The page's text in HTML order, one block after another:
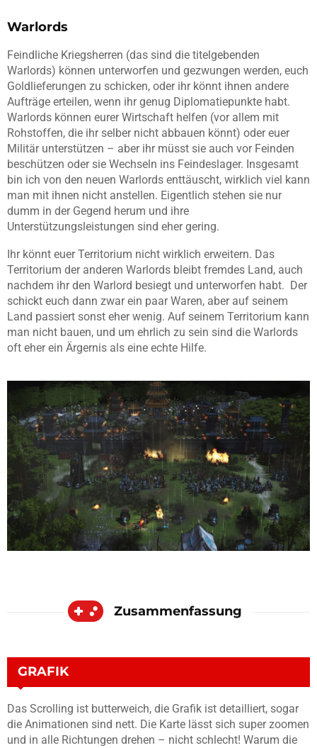
Warlords
Feindliche Kriegsherren (das sind die titelgebenden
Warlords) können unterworfen und gezwungen werden, euch
Goldlieferungen zu schicken, oder ihr könnt ihnen andere
Aufträge erteilen, wenn ihr genug Diplomatiepunkte habt.
Warlords können eurer Wirtschaft helfen (vor allem mit
Rohstoffen, die ihr selber nicht abbauen könnt) oder euer
Militär unterstützen – aber ihr müsst sie auch vor Feinden
beschützen oder sie Wechseln ins Feindeslager. Insgesamt
bin ich von den neuen Warlords enttäuscht, wirklich viel kann
man mit ihnen nicht anstellen. Eigentlich stehen sie nur
dumm in der Gegend herum und ihre
Unterstützungsleistungen sind eher gering.
Ihr könnt euer Territorium nicht wirklich erweitern. Das
Territorium der anderen Warlords bleibt fremdes Land, auch
nachdem ihr den Warlord besiegt und unterworfen habt. Der
schickt euch dann zwar ein paar Waren, aber auf seinem
Land passiert sonst eher wenig. Auf seinem Territorium kann
man nicht bauen, und um ehrlich zu sein sind die Warlords
oft eher ein Ärgernis als eine echte Hilfe.
Zusammenfassung
GRAFIK
Das Scrolling ist butterweich, die Grafik ist detailliert, sogar
die Animationen sind nett. Die Karte lässt sich super zoomen
und in alle Richtungen drehen – nicht schlecht! Warum die